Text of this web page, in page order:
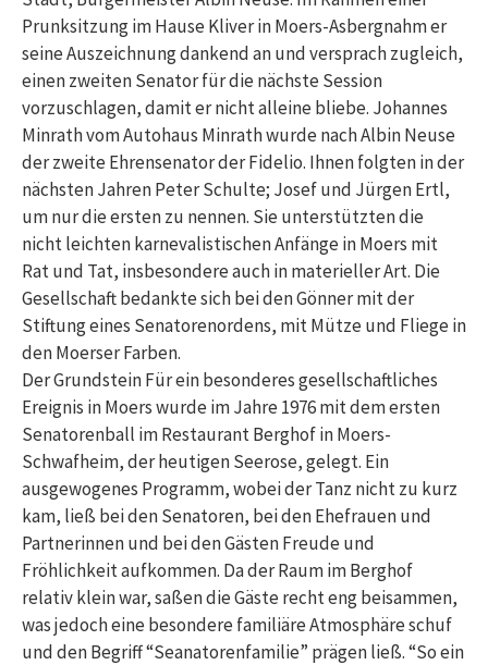
Prunksitzung im Hause Kliver in Moers-Asbergnahm er
seine Auszeichnung dankend an und versprach zugleich,
einen zweiten Senator für die nächste Session
vorzuschlagen, damit er nicht alleine bliebe. Johannes
Minrath vom Autohaus Minrath wurde nach Albin Neuse
der zweite Ehrensenator der Fidelio. Ihnen folgten in der
nächsten Jahren Peter Schulte; Josef und Jürgen Ertl,
um nur die ersten zu nennen. Sie unterstützten die
nicht leichten karnevalistischen Anfänge in Moers mit
Rat und Tat, insbesondere auch in materieller Art. Die
Gesellschaft bedankte sich bei den Gönner mit der
Stiftung eines Senatorenordens, mit Mütze und Fliege in
den Moerser Farben.
Der Grundstein Für ein besonderes gesellschaftliches
Ereignis in Moers wurde im Jahre 1976 mit dem ersten
Senatorenball im Restaurant Berghof in Moers-
Schwafheim, der heutigen Seerose, gelegt. Ein
ausgewogenes Programm, wobei der Tanz nicht zu kurz
kam, ließ bei den Senatoren, bei den Ehefrauen und
Partnerinnen und bei den Gästen Freude und
Fröhlichkeit aufkommen. Da der Raum im Berghof
relativ klein war, saßen die Gäste recht eng beisammen,
was jedoch eine besondere familiäre Atmosphäre schuf
und den Begriff “Seanatorenfamilie” prägen ließ. “So ein